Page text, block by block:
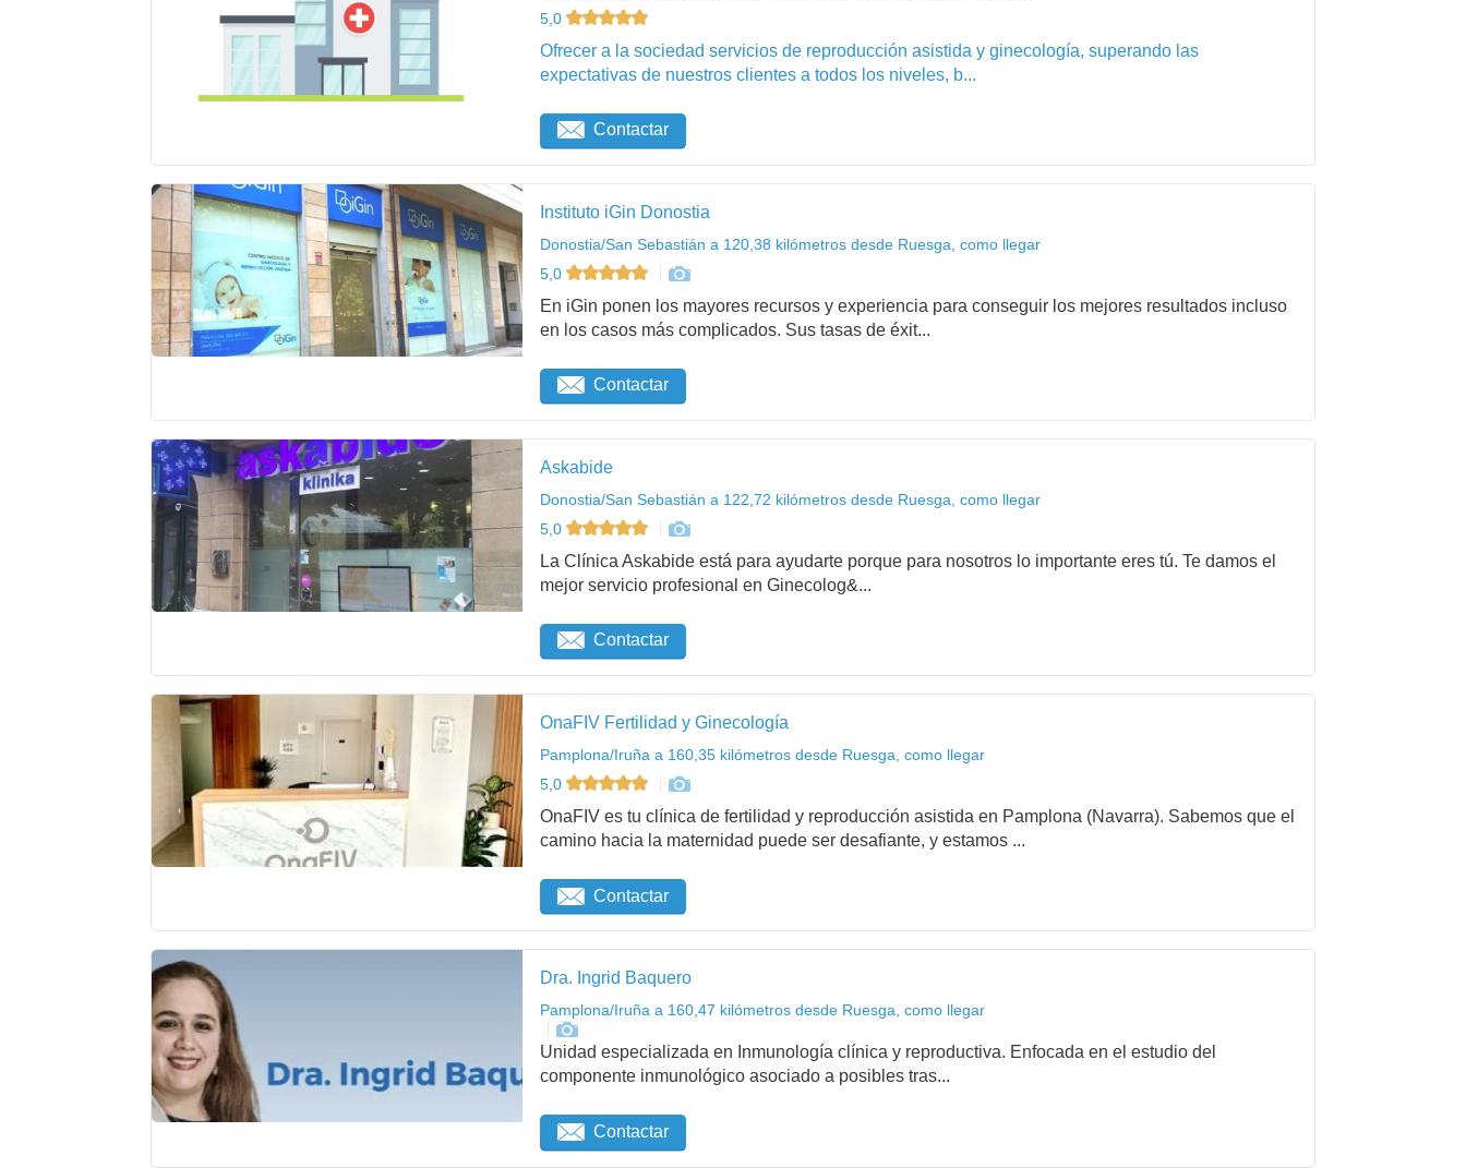
5,0
Ofrecer a la sociedad servicios de reproducción asistida y ginecología, superando las
expectativas de nuestros clientes a todos los niveles, b...
Contactar
Instituto iGin Donostia
Donostia/San Sebastián a 120,38 kilómetros desde Ruesga, como llegar
5,0
En iGin ponen los mayores recursos y experiencia para conseguir los mejores resultados incluso
en los casos más complicados. Sus tasas de éxit...
Contactar
Askabide
Donostia/San Sebastián a 122,72 kilómetros desde Ruesga, como llegar
5,0
La Clínica Askabide está para ayudarte porque para nosotros lo importante eres tú. Te damos el
mejor servicio profesional en Ginecolog&...
Contactar
OnaFIV Fertilidad y Ginecología
Pamplona/Iruña a 160,35 kilómetros desde Ruesga, como llegar
5,0
OnaFIV es tu clínica de fertilidad y reproducción asistida en Pamplona (Navarra). Sabemos que el
camino hacia la maternidad puede ser desafiante, y estamos ...
Contactar
Dra. Ingrid Baquero
Pamplona/Iruña a 160,47 kilómetros desde Ruesga, como llegar
Unidad especializada en Inmunología clínica y reproductiva. Enfocada en el estudio del
componente inmunológico asociado a posibles tras...
Contactar